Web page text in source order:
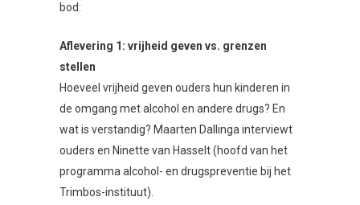
bod:
Aflevering 1: vrijheid geven vs. grenzen
stellen
Hoeveel vrijheid geven ouders hun kinderen in
de omgang met alcohol en andere drugs? En
wat is verstandig? Maarten Dallinga interviewt
ouders en Ninette van Hasselt (hoofd van het
programma alcohol- en drugspreventie bij het
Trimbos-instituut).